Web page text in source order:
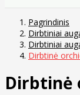
Pagrindinis
Dirbtiniai
Dirbtiniai
Dirbtinė
Dirbtinė